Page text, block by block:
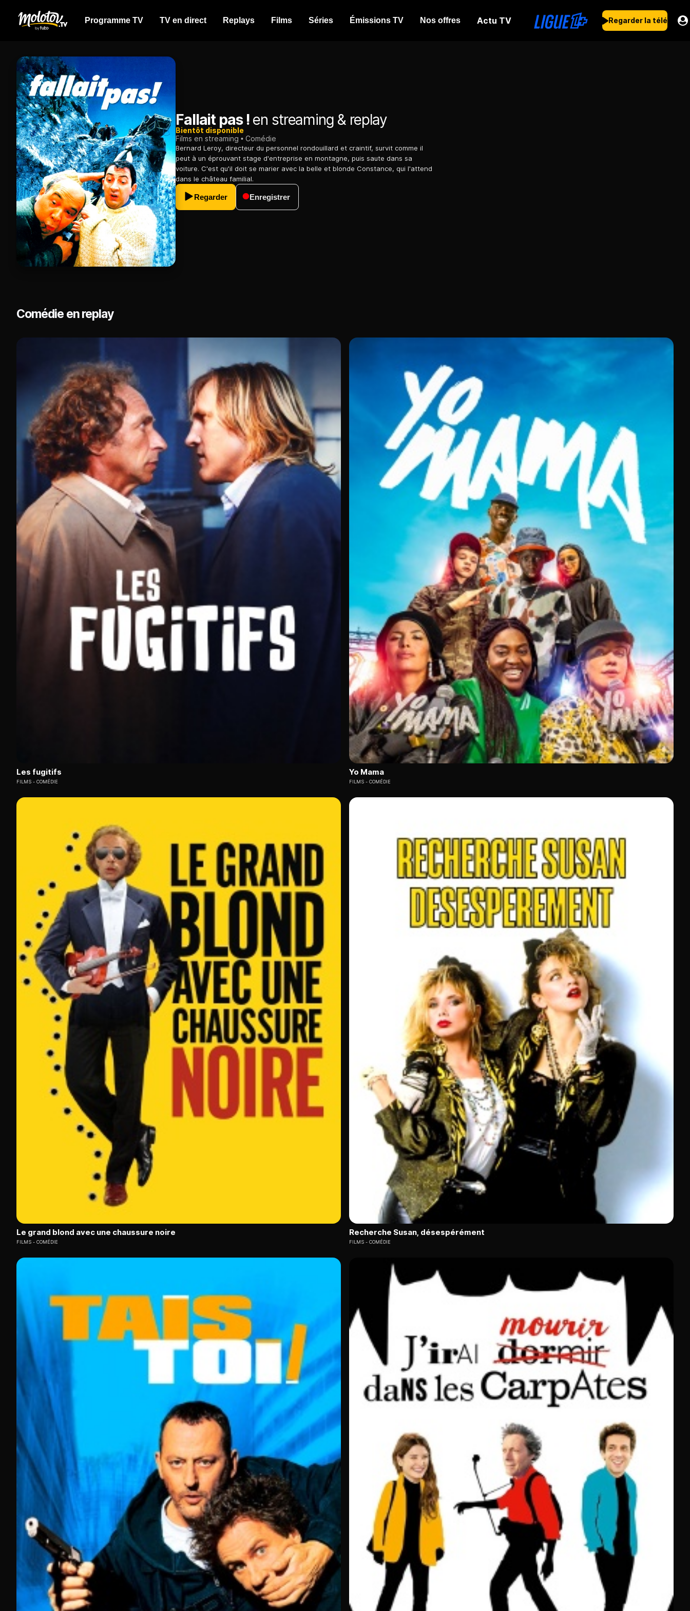
Programme TV TV en direct Replays Films Séries Émissions TV Nos offres Actu TV Regarder la télé
Fallait pas !en streaming & replay
Bientôt disponible
Films en streaming
Comédie
Bernard Leroy, directeur du personnel rondouillard et craintif, survit comme il
peut à un éprouvant stage d'entreprise en montagne, puis saute dans sa
voiture. C'est qu'il doit se marier avec la belle et blonde Constance, qui l'attend
dans le château familial.
Regarder Enregistrer
Comédie en replay
Les fugitifs
FILMS COMÉDIE
Yo Mama
FILMS COMÉDIE
Le grand blond avec une chaussure noire
FILMS COMÉDIE
Recherche Susan, désespérément
FILMS COMÉDIE